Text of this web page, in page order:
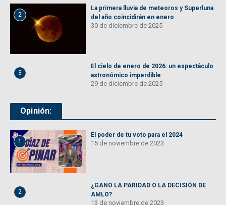
2
La primera lluvia de meteoros y Superluna
del año coincidirán en enero
30 de diciembre de 2025
3
El cielo de enero de 2026: un espectáculo
astronómico imperdible
29 de diciembre de 2025
Opinión:
1
El poder de tu voto para el 2024
15 de noviembre de 2023
2
¿GANO LA PARIDAD O LA DECISIÓN DE
AMLO?
13 de noviembre de 2023